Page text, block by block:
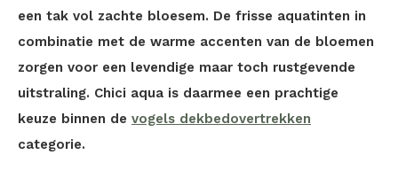
een tak vol zachte bloesem. De frisse aquatinten in
combinatie met de warme accenten van de bloemen
zorgen voor een levendige maar toch rustgevende
uitstraling. Chici aqua is daarmee een prachtige
keuze binnen de vogels dekbedovertrekken
categorie.